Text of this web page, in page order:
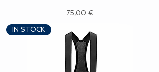
Precio
75,00 €
IN STOCK